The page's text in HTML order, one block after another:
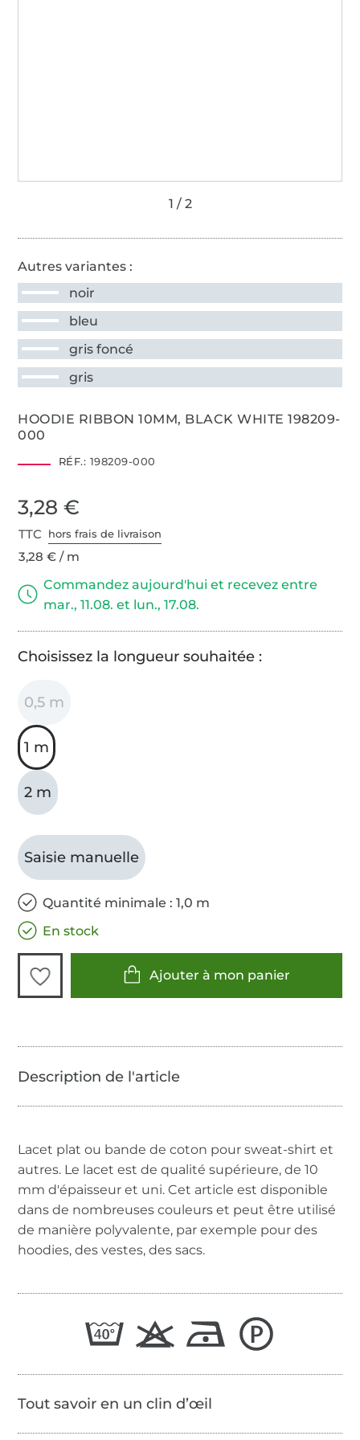
Autres variantes :
noir
bleu
gris foncé
gris
HOODIE RIBBON 10MM, BLACK WHITE 198209-
000
RÉF.: 198209-000
3,28 €
TTC hors frais de livraison
3,28 € / m
Commandez aujourd'hui et recevez entre
mar., 11.08. et lun., 17.08.
Choisissez la longueur souhaitée :
0,5 m
1 m
2 m
Saisie manuelle
Quantité minimale : 1,0 m
En stock
Ajouter à mon panier
Lacet plat ou bande de coton pour sweat-shirt et
autres. Le lacet est de qualité supérieure, de 10
mm d'épaisseur et uni. Cet article est disponible
dans de nombreuses couleurs et peut être utilisé
de manière polyvalente, par exemple pour des
hoodies, des vestes, des sacs.
Tout savoir en un clin d’œil